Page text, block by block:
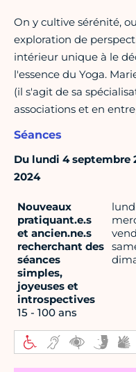
On y cultive sérénité,
exploration de
intérieur unique à le
l'essence du Yoga.
(il s'agit de sa
associations et en
Séances
Du lundi 4 septembre
2024
Nouveaux
pratiquant.e.s
et ancien.ne.s
recherchant des
séances
simples,
joyeuses et
introspectives
15 - 100 ans